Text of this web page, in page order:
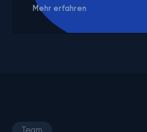
Mehr erfahren
Team